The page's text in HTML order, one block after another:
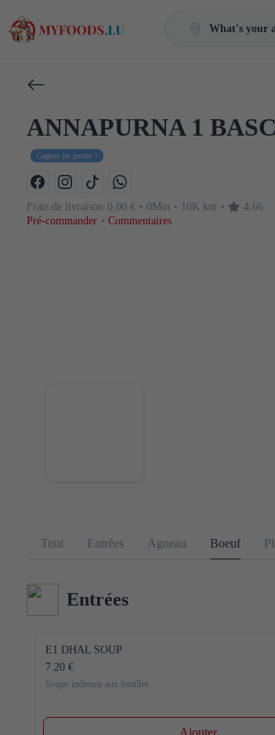
What's your
ANNAPURNA 1
Gagnez les points !
Frais de livraison 0.00 € • 0Min • 10K km •
4.66
Pré-commander • Commentaires
Tout Entrées Agneau Boeuf
Entrées
E1 DHAL SOUP
7.20 €
Soupe indienne aux lentilles
Ajouter